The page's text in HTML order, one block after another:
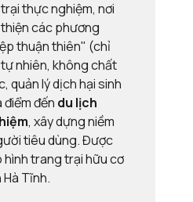
thực nghiệm, nơi
các phương
thuận thiên" (chỉ
nhiên, không chất
quản lý dịch hại sinh
đến du lịch
, xây dựng niềm
tiêu dùng. Được
hình trang trại hữu cơ
Tĩnh.